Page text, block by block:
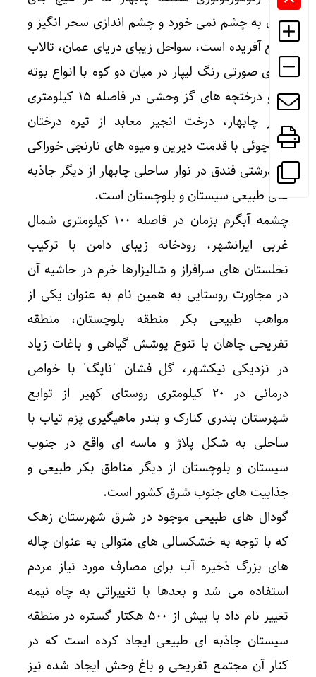
ایران به چشم نمی خورد و چشم اندازی سحر انگیز و
بدیع آفریده است، سواحل زیبای دریای عمان، تالاب
زیبای صورتی رنگ لیپار در میان دو کوه با انواع بوته
ها و درختچه های گز وحشی در فاصله ۱۵ کیلومتری
شهر چابهار، درخت انجیر معابد از تیره درختان
کائوچوئی با قدمت دیرین و میوه های نارنجی خوراکی
به درشتی فندق در نوار ساحلی چابهار از دیگر جاذبه
های طبیعی سیستان و بلوچستان است.
چشمه آبگرم بزمان در فاصله ۱۰۰ کیلومتری شمال
غربی ایرانشهر، رودخانه زیبای دامن با ترکیب
نخلستان های سرافراز و شالیزارها خرم در حاشیه آن
در مجاورت روستایی به همین نام به عنوان یکی از
مواهب طبیعی بکر منطقه بلوچستان، منطقه
تفریحی چاهان با تنوع پوشش گیاهی و باغات زیاد
در نزدیکی نیکشهر، گل فشان ˈناپگˈ با خواص
درمانی در ۲۰ کیلومتری روستای کهیر از توابع
شهرستان بندری کنارک و بندر ماهیگیری پزم تیاب با
ساحلی به شکل پلاژ و ماسه ای واقع در جنوب
سیستان و بلوچستان از دیگر مناطق بکر طبیعی و
جذابیت های جنوب شرق کشور است.
گودال های طبیعی موجود در شرق شهرستان زهک
که با توجه به خشکسالی های متوالی به عنوان چاله
های بزرگ ذخیره آب برای مصارف مورد نیاز مردم
استفاده می شد و بعدها با تغییراتی به چاه نیمه
تغییر نام داد با بیش از ۵۰۰ هکتار گستره در منطقه
سیستان جاذبه ای طبیعی ایجاد کرده است که در
کنار آن مجتمع تفریحی و باغ وحش ایجاد شده نیز